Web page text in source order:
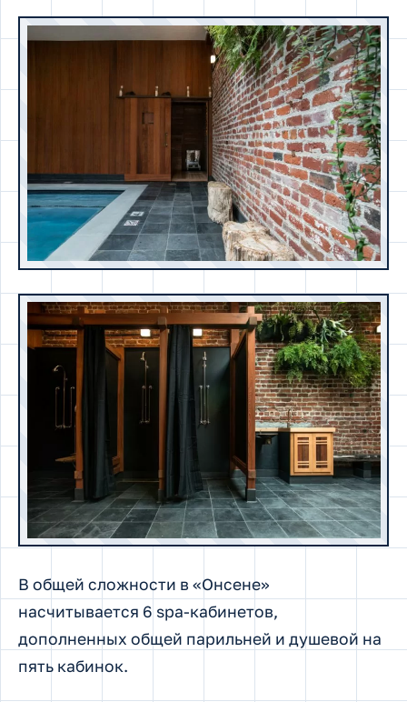
В общей сложности в «Онсене»
насчитывается 6 spa-кабинетов,
дополненных общей парильней и душевой на
пять кабинок.